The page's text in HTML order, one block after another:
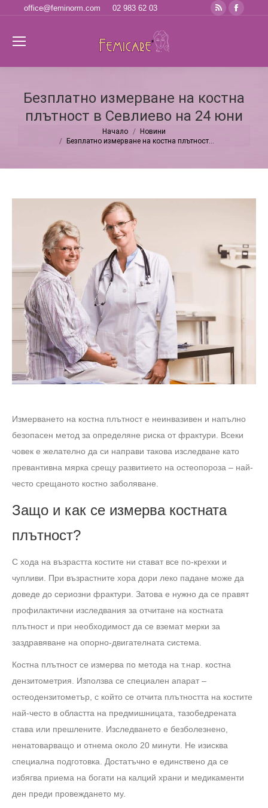
office@feminorm.com 02 983 62 03
Rss
new new
Безплатно измерване на костна
плътност в Севлиево на 24 юни
Начало
Новини
Безплатно измерване на костна плътност…
Измерването на костна плътност е неинвазивен и напълно
безопасен метод за определяне риска от фрактури. Всеки
човек е желателно да си направи такова изследване като
превантивна мярка срещу развитието на остеопороза – най-
често срещаното костно заболяване.
Защо и как се измерва костната
плътност?
С хода на възрастта костите ни стават все по-крехки и
чупливи. При възрастните хора дори леко падане може да
доведе до сериозни фрактури. Затова е нужно да се правят
профилактични изследвания за отчитане на костната
плътност и при необходимост да се вземат мерки за
заздравяване на опорно-двигателната система.
Костна плътност се измерва по метода на т.нар. костна
дензитометрия. Използва се специален апарат –
остеодензитометър, с който се отчита плътността на костите
най-често в областта на предмишницата, тазобедрената
става или прешлените. Изследването е безболезнено,
ненатоварващо и отнема около 20 минути. Не изисква
специална подготовка. Достатъчно е единствено да се
избягва приема на богати на калций храни и медикаменти
ден преди провеждането му.